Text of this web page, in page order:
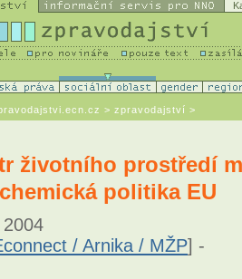
> zpravodajství >
životního prostředí
politika EU
/ Arnika / MŽP] -